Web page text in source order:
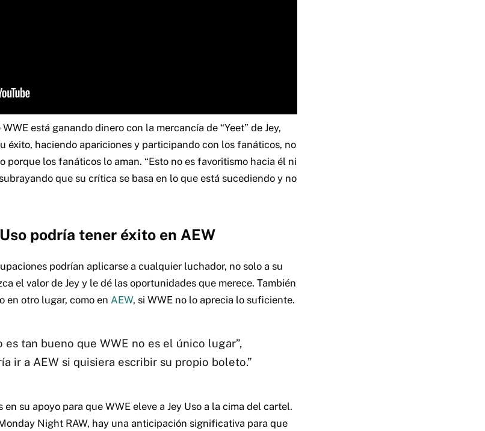
está ganando dinero con la mercancía de “Yeet” de Jey,
éxito, haciendo apariciones y participando con los fanáticos, no
porque los fanáticos lo aman. “Esto no es favoritismo hacia él ni
que su crítica se basa en lo que está sucediendo y no
podría tener éxito en AEW
podrían aplicarse a cualquier luchador, no solo a su
el valor de Jey y le dé las oportunidades que merece. También
en otro lugar, como en AEW, si WWE no lo aprecia lo suficiente.
es tan bueno que WWE no es el único lugar”,
ir a AEW si quisiera escribir su propio boleto.”
su apoyo para que WWE eleve a Jey Uso a la cima del cartel.
Night RAW, hay una anticipación significativa para que